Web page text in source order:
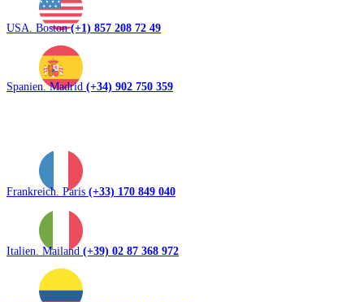
USA. Boston(+1) 857 208 72 49
Spanien. Madrid (+34) 902 750 359
Frankreich. Paris (+33) 170 849 040
Italien. Mailand (+39) 02 87 368 972